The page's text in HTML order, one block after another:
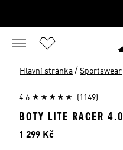
Hlavní stránka / Sportswear
4.6 (1149)
BOTY LITE RACER 4.0
Cena
1 299 Kč